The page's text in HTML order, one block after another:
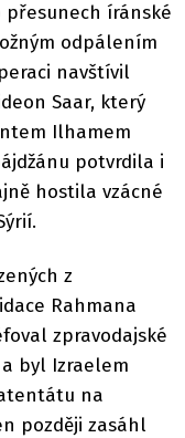
íránské
odpálením
navštívil
Saar, který
Ilhamem
potvrdila i
hostila vzácné
z
Rahmana
zpravodajské
byl Izraelem
na
později zasáhl